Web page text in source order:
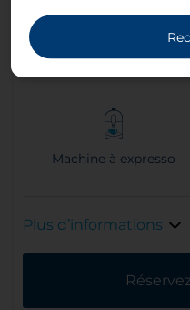
Télévision à écran plat
grand format
Machine à expresso
Plus d’informations